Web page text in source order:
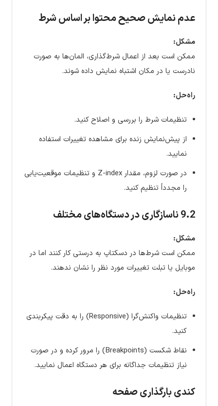
عدم نمایش صحیح محتوا بر اساس شرط
مشکل:
ممکن است بعد از اعمال شرط‌گذاری، المان‌ها به صورت
نادرست یا در مکان اشتباه نمایش داده شوند.
راه‌حل:
تنظیمات شرط را بررسی و اصلاح کنید.
از پیش‌نمایش زنده برای مشاهده تغییرات استفاده
نمایید.
در صورت لزوم، مقدار Z-index و تنظیمات موقعیت‌یابی
را مجدداً تنظیم کنید.
9.2 ناسازگاری در دستگاه‌های مختلف
مشکل:
ممکن است شرط‌ها در دسکتاپ به درستی کار کنند اما در
موبایل یا تبلت تغییرات مورد نظر را نشان ندهند.
راه‌حل:
تنظیمات واکنش‌گرا (Responsive) را به دقت پیکربندی
کنید.
نقاط شکست (Breakpoints) را مرور کرده و در صورت
نیاز تنظیمات جداگانه برای هر دستگاه اعمال نمایید.
کندی بارگذاری صفحه